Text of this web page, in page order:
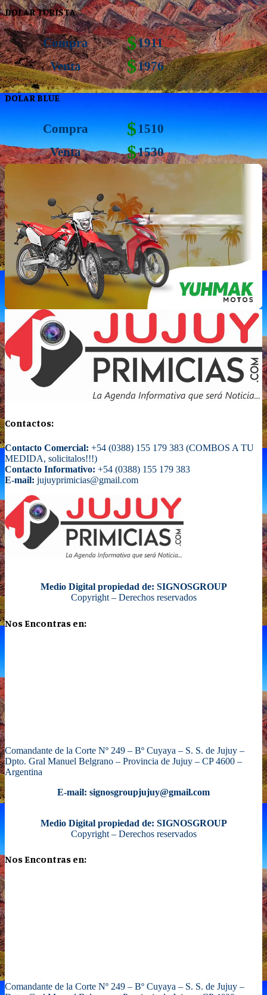
DOLAR TURISTA
Compra $1911
Venta
$1976
DOLAR BLUE
Compra $1510
Venta
$1530
Contactos:
Contacto Comercial: +54 (0388) 155 179 383 (COMBOS A TU
MEDIDA, solicitalos!!!)
Contacto Informativo: +54 (0388) 155 179 383
E-mail: jujuyprimicias@gmail.com
Medio Digital propiedad de: SIGNOSGROUP
Copyright – Derechos reservados
Nos Encontras en:
Comandante de la Corte Nº 249 – Bº Cuyaya – S. S. de Jujuy –
Dpto. Gral Manuel Belgrano – Provincia de Jujuy – CP 4600 –
Argentina
E-mail: signosgroupjujuy@gmail.com
Medio Digital propiedad de: SIGNOSGROUP
Copyright – Derechos reservados
Nos Encontras en:
Comandante de la Corte Nº 249 – Bº Cuyaya – S. S. de Jujuy –